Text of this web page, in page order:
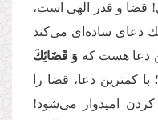
قضا و قدر الهى است،
یك دعاى ساده‌‌اى مى‌‌كند
دعا هست که وَ قَضَائِكَ
با كمترین دعا، قضا را
كردن امیدوار مى‌‌شود!